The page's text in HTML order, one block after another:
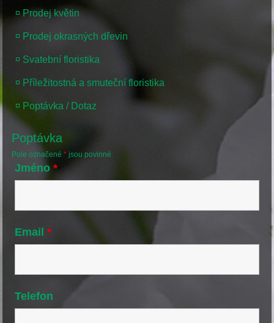
Prodej květin
Prodej okrasných dřevin
Svatební floristika
Příležitostná a smuteční floristika
Poptávka / Dotaz
Poptávka
Pole označené* jsou povinné
Jméno*
Email*
Telefon